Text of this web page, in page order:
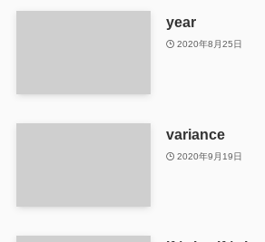
year
2020年8月25日
variance
2020年9月19日